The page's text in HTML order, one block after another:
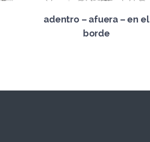
adentro – afuera – en el
borde